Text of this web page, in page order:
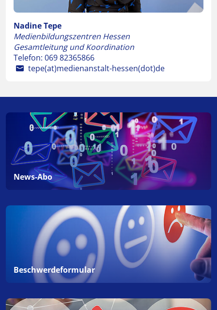
Nadine Tepe
Medienbildungszentren Hessen
Gesamtleitung und Koordination
Telefon: 069 82365866
tepe(at)medienanstalt-hessen(dot)de
News-Abo
Beschwerdeformular